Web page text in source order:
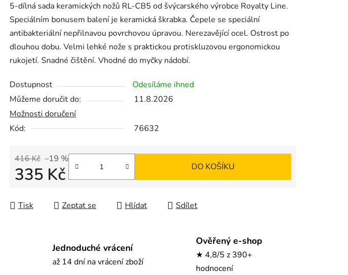
je
0,0
z
5
hvězdiček.
5-dílná sada keramických nožů RL-CB5 od švýcarského výrobce Royalty Line.
Speciálním bonusem balení je keramická škrabka. Čepele se speciální
antibakteriální nepřilnavou povrchovou úpravou. Nerezavějící ocel. Ostrost po
dlouhou dobu. Velmi lehké nože s praktickou protiskluzovou ergonomickou
rukojetí. Snadné čištění. Vhodné do myčky nádobí.
Dostupnost
Odesíláme ihned
Můžeme doručit do:
11.8.2026
Možnosti doručení
Kód:
76632
416 Kč –19 %
335 Kč DO KOŠÍKU
Tisk Zeptat se Hlídat Sdílet
Jednoduché vrácení
až 14 dní na vrácení zboží
Ověřený e-shop
★ 4,8/5 z 390+
hodnocení